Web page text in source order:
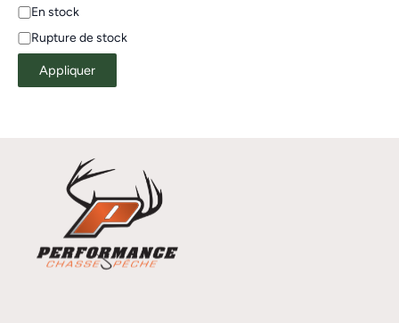
En stock
Rupture de stock
Appliquer